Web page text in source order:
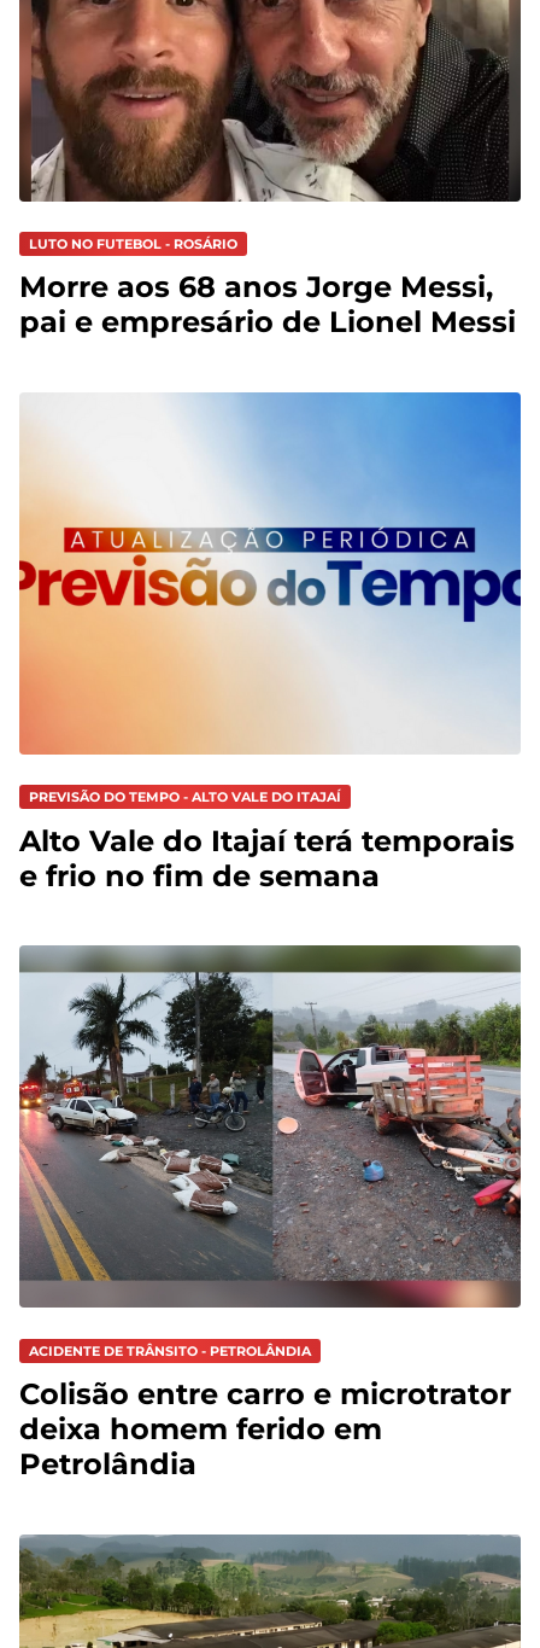
LUTO NO FUTEBOL - ROSÁRIO
Morre aos 68 anos Jorge Messi,
pai e empresário de Lionel Messi
PREVISÃO DO TEMPO - ALTO VALE DO ITAJAÍ
Alto Vale do Itajaí terá temporais
e frio no fim de semana
ACIDENTE DE TRÂNSITO - PETROLÂNDIA
Colisão entre carro e microtrator
deixa homem ferido em
Petrolândia